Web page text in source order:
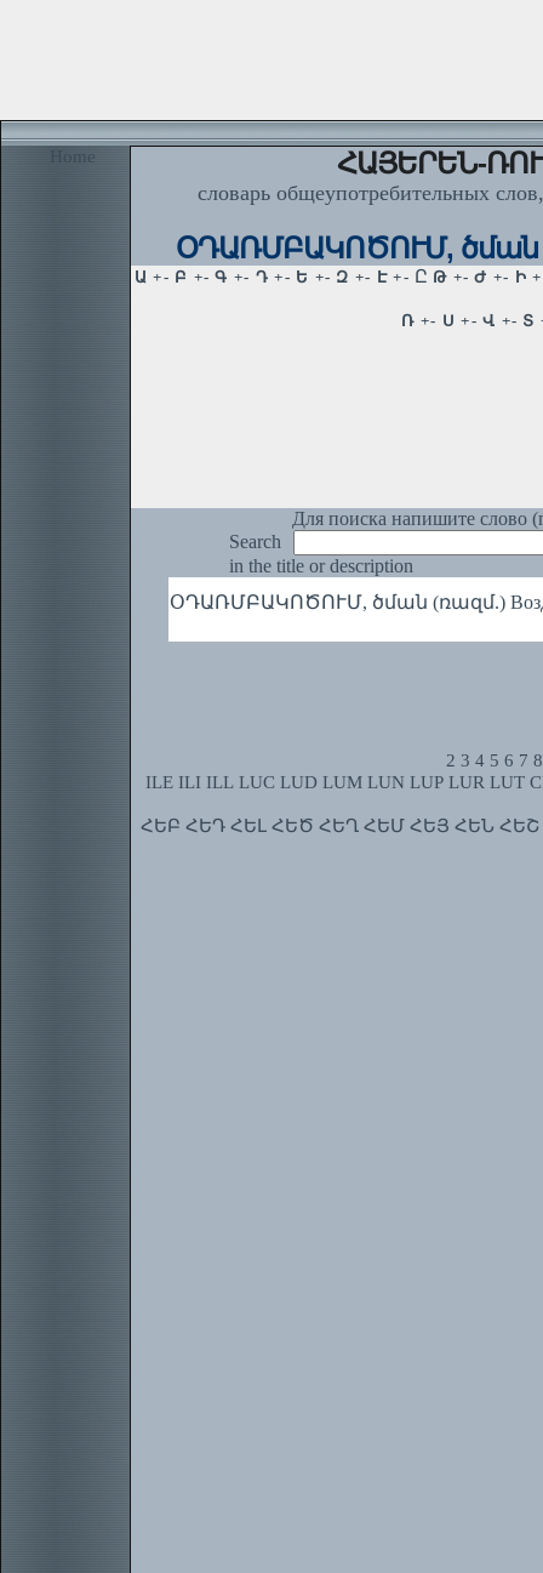
Home ՀԱՅԵՐԵՆ-
словарь общеупотребительных
ՕԴԱՌՄԲԱԿՈԾՈՒՄ, ծման
Для поиска напишите слово
Search
in the title or description
ՕԴԱՌՄԲԱԿՈԾՈՒՄ, ծման (ռազմ.)
2 3 4 5 6 7 8
ILE ILI ILL LUC LUD LUM LUN LUP LUR LUT
ՀԵԲ ՀԵԴ ՀԵԼ ՀԵԾ ՀԵՂ ՀԵՄ ՀԵՅ ՀԵՆ ՀԵՇ